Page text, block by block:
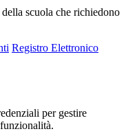
scuola che richiedono
Registro Elettronico
per gestire